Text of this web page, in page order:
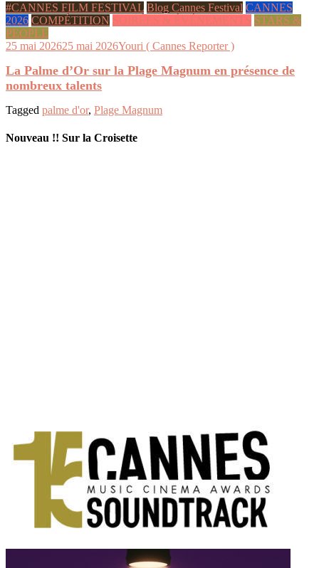
#CANNES FILM FESTIVAL Blog Cannes Festival CANNES
2026 COMPÉTITION SOIRÉES & ÉVÉNEMENTS STARS &
PEOPLE
25 mai 202625 mai 2026Youri ( Cannes Reporter )
La Palme d’Or sur la Plage Magnum en présence de
nombreux talents
Tagged palme d'or, Plage Magnum
Nouveau !! Sur la Croisette